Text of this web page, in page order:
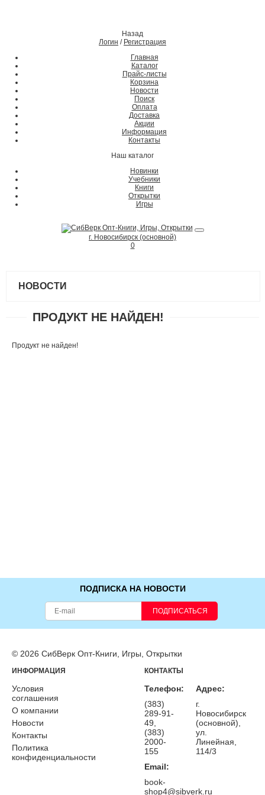
Назад
Логин / Регистрация
Главная
Каталог
Прайс-листы
Корзина
Новости
Поиск
Оплата
Доставка
Акции
Информация
Контакты
Наш каталог
Новинки
Учебники
Книги
Открытки
Игры
г. Новосибирск (основной)
0
НОВОСТИ
ПРОДУКТ НЕ НАЙДЕН!
Продукт не найден!
ПОДПИСКА НА НОВОСТИ
ПОДПИСАТЬСЯ
© 2026 СибВерк Опт-Книги, Игры, Открытки
ИНФОРМАЦИЯ
Условия
соглашения
О компании
Новости
Контакты
Политика
конфиденциальности
КОНТАКТЫ
Телефон:
(383)
289-91-
49,
(383)
2000-
155
Email:
book-
shop4@sibverk.ru
Адрес:
г.
Новосибирск
(основной),
ул.
Линейная,
114/3